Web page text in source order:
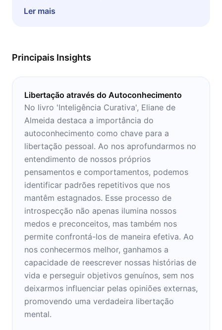
caminho para reencontrar a verdadeira
Ler mais
Principais Insights
Libertação através do Autoconhecimento
No livro 'Inteligência Curativa', Eliane de
Almeida destaca a importância do
autoconhecimento como chave para a
libertação pessoal. Ao nos aprofundarmos no
entendimento de nossos próprios
pensamentos e comportamentos, podemos
identificar padrões repetitivos que nos
mantêm estagnados. Esse processo de
introspecção não apenas ilumina nossos
medos e preconceitos, mas também nos
permite confrontá-los de maneira efetiva. Ao
nos conhecermos melhor, ganhamos a
capacidade de reescrever nossas histórias de
vida e perseguir objetivos genuínos, sem nos
deixarmos influenciar pelas opiniões externas,
promovendo uma verdadeira libertação
mental.